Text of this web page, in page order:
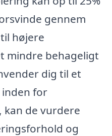
gennem
højere
mindre behageligt
dig til et
for
de vurdere
og